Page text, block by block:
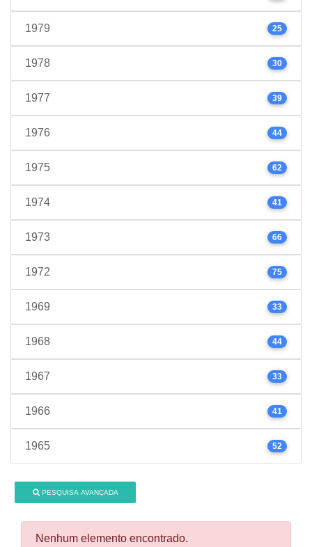
1979 25
1978 30
1977 39
1976 44
1975 62
1974 41
1973 66
1972 75
1969 33
1968 44
1967 33
1966 41
1965 52
PESQUISA AVANÇADA
Nenhum elemento encontrado.